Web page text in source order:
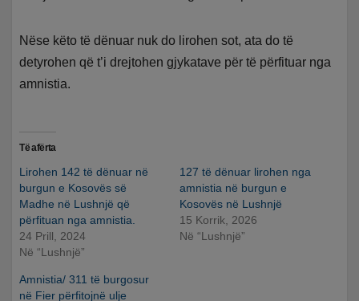
Nëse këto të dënuar nuk do lirohen sot, ata do të
detyrohen që t’i drejtohen gjykatave për të përfituar nga
amnistia.
Të afërta
Lirohen 142 të dënuar në
burgun e Kosovës së
Madhe në Lushnjë që
përfituan nga amnistia.
24 Prill, 2024
Në “Lushnjë”
127 të dënuar lirohen nga
amnistia në burgun e
Kosovës në Lushnjë
15 Korrik, 2026
Në “Lushnjë”
Amnistia/ 311 të burgosur
në Fier përfitojnë ulje